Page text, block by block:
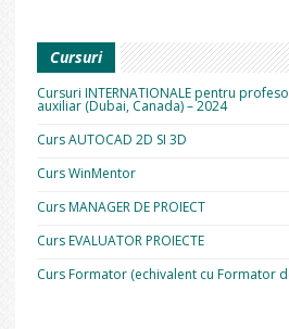
Cursuri
Cursuri INTERNATIONALE pentru
auxiliar (Dubai, Canada) – 2024
Curs AUTOCAD 2D SI 3D
Curs WinMentor
Curs MANAGER DE PROIECT
Curs EVALUATOR PROIECTE
Curs Formator (echivalent cu Formator